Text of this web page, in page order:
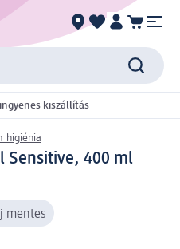
kiszállítás
higiénia
Sensitive, 400 ml
mentes